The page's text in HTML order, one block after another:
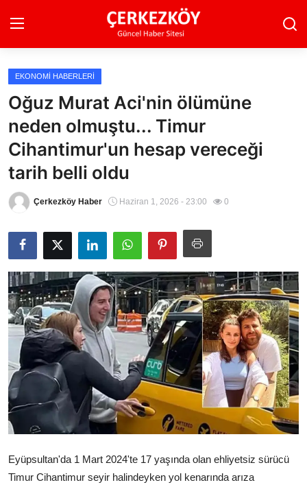
Ana Sayfa
Son Dakika
Ekonomi Haberleri
Magazin Haberleri
Teknoloji Haberleri
Dünya Haberleri
Çerkezköy
EKONOMI HABERLERI
Oğuz Murat Aci'nin ölümüne
neden olmuştu... Timur
Cihantimur'un hesap vereceği
tarih belli oldu
Çerkezköy Haber Haziran 1, 2026 - 23:00 0
Eyüpsultan'da 1 Mart 2024'te 17 yaşında olan ehliyetsiz sürücü
Timur Cihantimur seyir halindeyken yol kenarında arıza